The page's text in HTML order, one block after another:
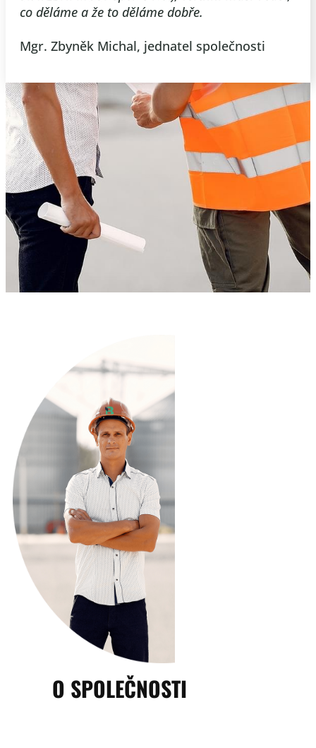
co děláme a že to děláme dobře.
Mgr. Zbyněk Michal, jednatel společnosti
O SPOLEČNOSTI